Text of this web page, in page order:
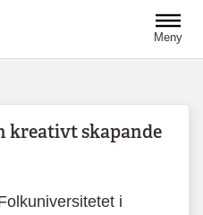
Meny
kreativt skapande
i